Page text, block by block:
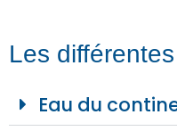
Les
Eau du